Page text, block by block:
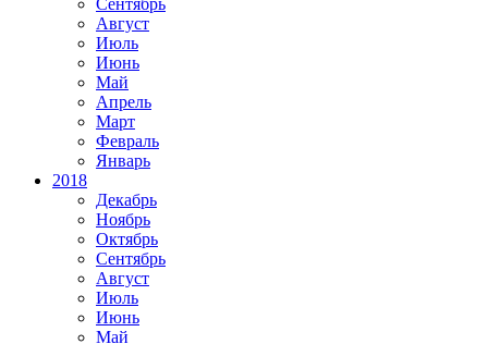
Август
Июль
Июнь
Май
Апрель
Март
Февраль
Январь
2018
Декабрь
Ноябрь
Октябрь
Сентябрь
Август
Июль
Июнь
Май